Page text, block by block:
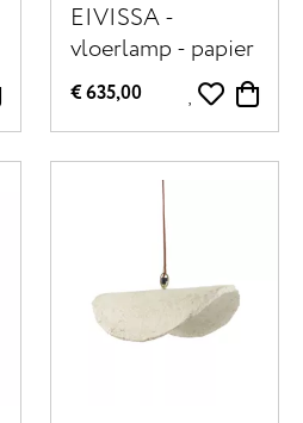
EIVISSA -
vloerlamp - papier
mâché / katoen - L
70 x W 35 x H 170
cm - beige
€ 635,00